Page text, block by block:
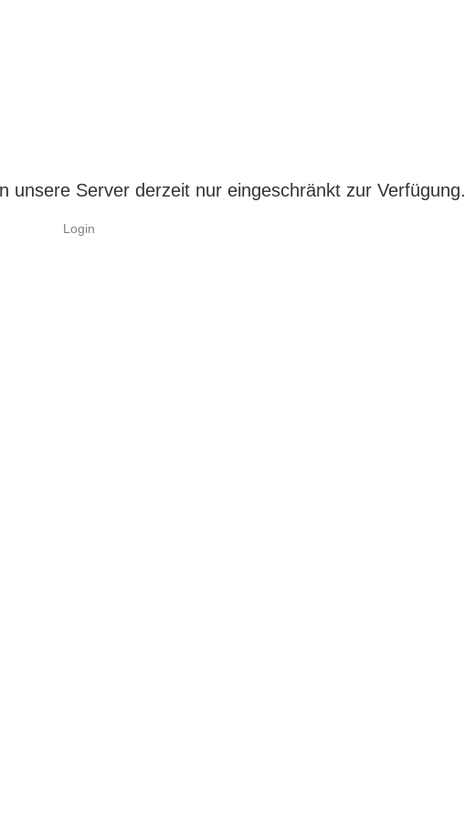
unsere Server derzeit nur eingeschränkt zur Verfügung.
Login